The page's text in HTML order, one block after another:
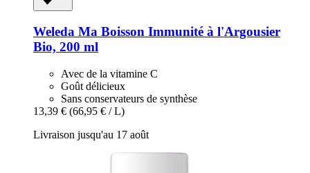
Weleda Ma Boisson Immunité à l'Argousier
Bio, 200 ml
Avec de la vitamine C
Goût délicieux
Sans conservateurs de synthèse
13,39 € (66,95 € / L)
Livraison jusqu'au 17 août